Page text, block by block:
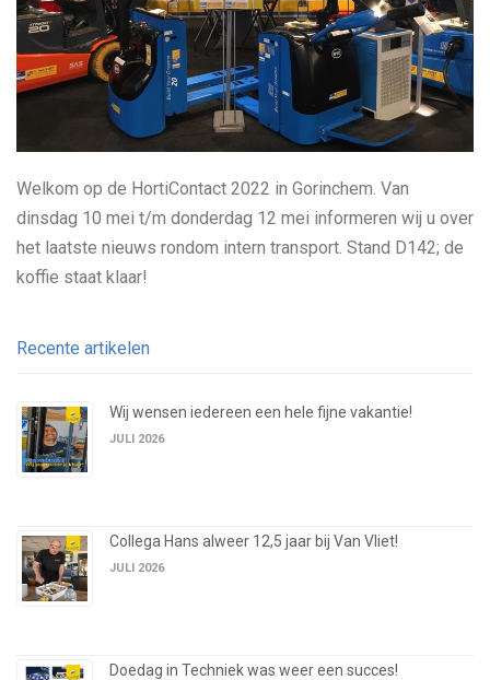
Welkom op de HortiContact 2022 in Gorinchem. Van
dinsdag 10 mei t/m donderdag 12 mei informeren wij u over
het laatste nieuws rondom intern transport. Stand D142; de
koffie staat klaar!
Recente artikelen
Wij wensen iedereen een hele fijne vakantie!
JULI 2026
Collega Hans alweer 12,5 jaar bij Van Vliet!
JULI 2026
Doedag in Techniek was weer een succes!